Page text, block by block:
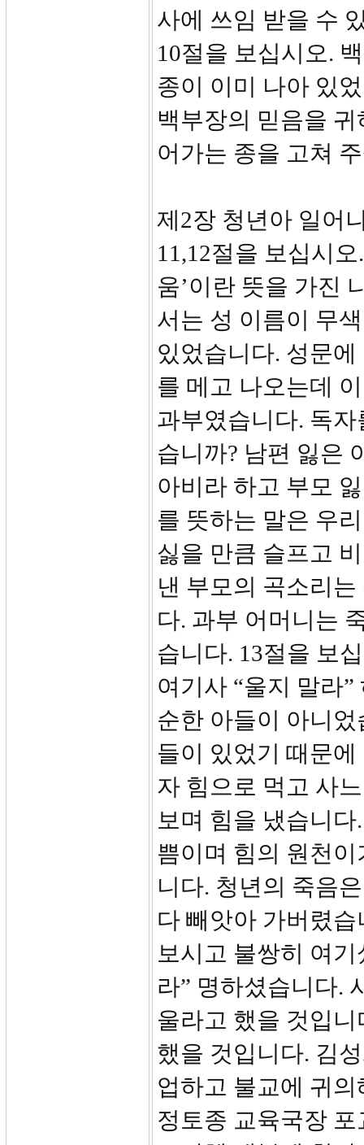
사에 쓰임 받을 수
10절을 보십시오.
종이 이미 나아 있
백부장의 믿음을
어가는 종을 고쳐
제2장 청년아 일어
11,12절을 보십시
움’이란 뜻을 가진
서는 성 이름이 무
있었습니다. 성문
를 메고 나오는데
과부였습니다. 독
습니까? 남편 잃은
아비라 하고 부모
를 뜻하는 말은 우
싫을 만큼 슬프고
낸 부모의 곡소리
다. 과부 어머니는
습니다. 13절을 보
여기사 “울지 말라
순한 아들이 아니
들이 있었기 때문
자 힘으로 먹고 사
보며 힘을 냈습니
쁨이며 힘의 원천
니다. 청년의 죽음
다 빼앗아 가버렸
보시고 불쌍히 여
라” 명하셨습니다.
울라고 했을 것입
했을 것입니다. 김
업하고 불교에 귀
정토종 교육국장